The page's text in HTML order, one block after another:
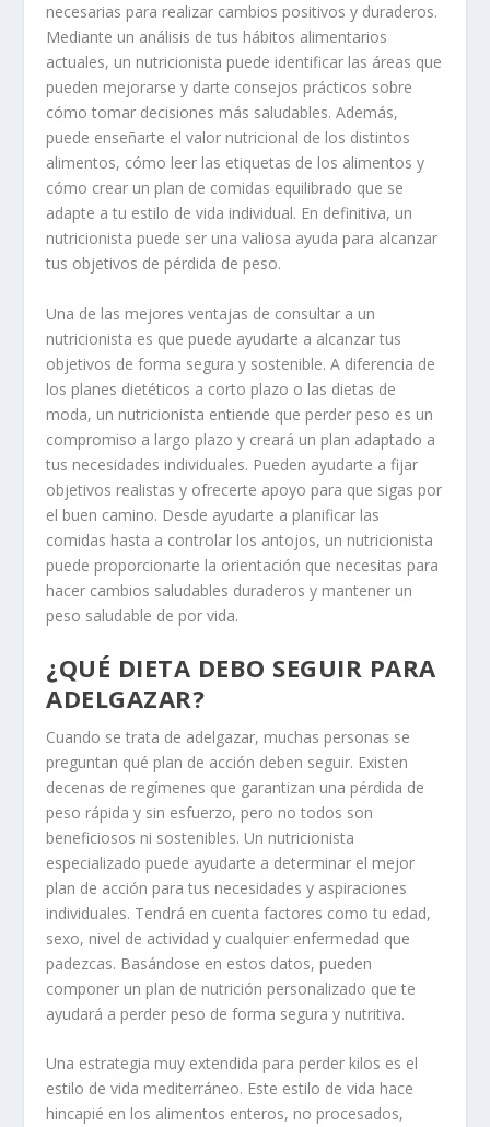
necesarias para realizar cambios positivos y duraderos.
Mediante un análisis de tus hábitos alimentarios
actuales, un nutricionista puede identificar las áreas que
pueden mejorarse y darte consejos prácticos sobre
cómo tomar decisiones más saludables. Además,
puede enseñarte el valor nutricional de los distintos
alimentos, cómo leer las etiquetas de los alimentos y
cómo crear un plan de comidas equilibrado que se
adapte a tu estilo de vida individual. En definitiva, un
nutricionista puede ser una valiosa ayuda para alcanzar
tus objetivos de pérdida de peso.
Una de las mejores ventajas de consultar a un
nutricionista es que puede ayudarte a alcanzar tus
objetivos de forma segura y sostenible. A diferencia de
los planes dietéticos a corto plazo o las dietas de
moda, un nutricionista entiende que perder peso es un
compromiso a largo plazo y creará un plan adaptado a
tus necesidades individuales. Pueden ayudarte a fijar
objetivos realistas y ofrecerte apoyo para que sigas por
el buen camino. Desde ayudarte a planificar las
comidas hasta a controlar los antojos, un nutricionista
puede proporcionarte la orientación que necesitas para
hacer cambios saludables duraderos y mantener un
peso saludable de por vida.
¿QUÉ DIETA DEBO SEGUIR PARA
ADELGAZAR?
Cuando se trata de adelgazar, muchas personas se
preguntan qué plan de acción deben seguir. Existen
decenas de regímenes que garantizan una pérdida de
peso rápida y sin esfuerzo, pero no todos son
beneficiosos ni sostenibles. Un nutricionista
especializado puede ayudarte a determinar el mejor
plan de acción para tus necesidades y aspiraciones
individuales. Tendrá en cuenta factores como tu edad,
sexo, nivel de actividad y cualquier enfermedad que
padezcas. Basándose en estos datos, pueden
componer un plan de nutrición personalizado que te
ayudará a perder peso de forma segura y nutritiva.
Una estrategia muy extendida para perder kilos es el
estilo de vida mediterráneo. Este estilo de vida hace
hincapié en los alimentos enteros, no procesados,